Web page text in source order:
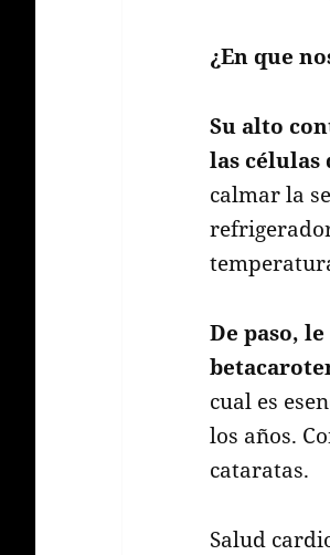
¿En que
Su alto
las
calmar la
De paso,
cual es
los años.
cataratas.
Salud